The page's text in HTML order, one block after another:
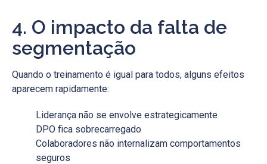
4. O impacto da falta de
segmentação
Quando o treinamento é igual para todos, alguns efeitos
aparecem rapidamente:
Liderança não se envolve estrategicamente
DPO fica sobrecarregado
Colaboradores não internalizam comportamentos
seguros